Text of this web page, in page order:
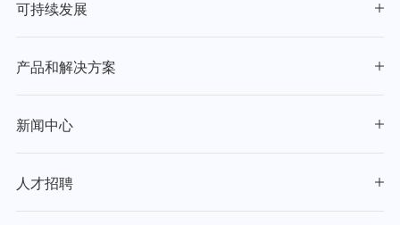
可持续发展
产品和解决方案
新闻中心
人才招聘